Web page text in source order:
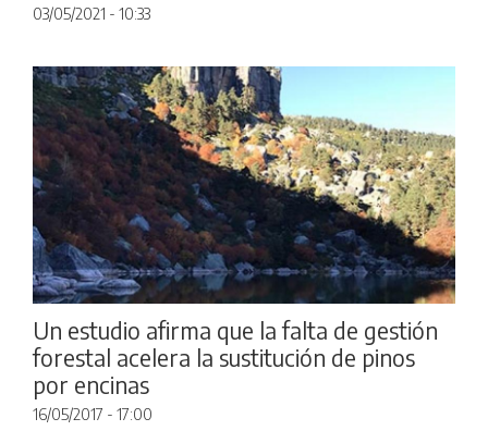
03/05/2021 - 10:33
Un estudio afirma que la falta de gestión
forestal acelera la sustitución de pinos
por encinas
16/05/2017 - 17:00